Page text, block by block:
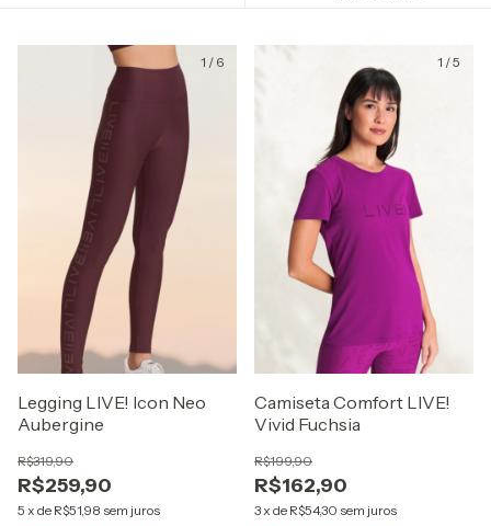
1 / 6
Legging LIVE! Icon Neo
Aubergine
R$259,90
R$319,90
5 x de R$51,98 sem juros
1 /5
Camiseta Comfort LIVE!
Vivid Fuchsia
R$162,90
R$199,90
3x de R$54,30 sem juros